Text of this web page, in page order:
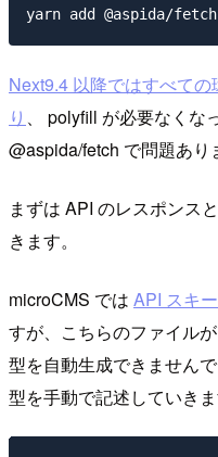
Next9.4 以降ではすべて
り 、 polyfill が必要なくな
@aspida/fetch で問題あり
まずは API のレスポンス
きます。
microCMS では API スキ
すが、こちらのファイル
型を自動生成できません
型を手動で記述していきま